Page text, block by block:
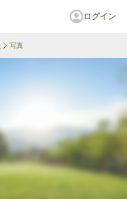
ログイン
写真